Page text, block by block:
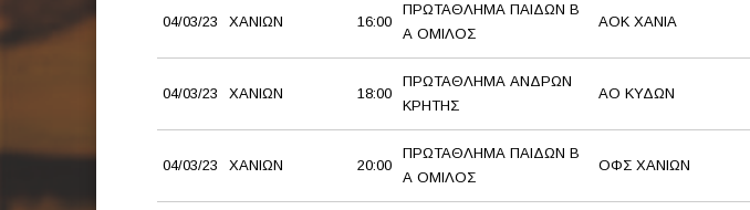
04/03/23 ΧΑΝΙΩΝ 16:00
ΠΡΩΤΑΘΛΗΜΑ ΠΑΙΔΩΝ Β
Α ΟΜΙΛΟΣ
AOK XANΙΑ
04/03/23 ΧΑΝΙΩΝ 18:00
ΠΡΩΤΑΘΛΗΜΑ ΑΝΔΡΩΝ
ΚΡΗΤΗΣ
ΑΟ ΚΥΔΩΝ
04/03/23 ΧΑΝΙΩΝ 20:00
ΠΡΩΤΑΘΛΗΜΑ ΠΑΙΔΩΝ Β
Α ΟΜΙΛΟΣ
ΟΦΣ ΧΑΝΙΩΝ